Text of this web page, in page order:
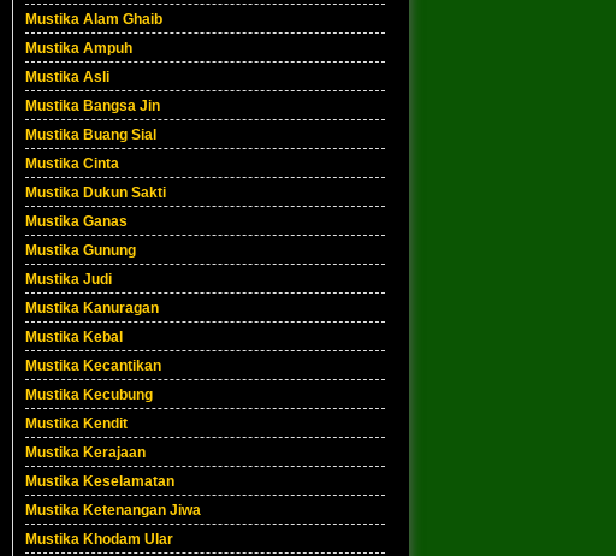
Mustika Alam Ghaib
Mustika Ampuh
Mustika Asli
Mustika Bangsa Jin
Mustika Buang Sial
Mustika Cinta
Mustika Dukun Sakti
Mustika Ganas
Mustika Gunung
Mustika Judi
Mustika Kanuragan
Mustika Kebal
Mustika Kecantikan
Mustika Kecubung
Mustika Kendit
Mustika Kerajaan
Mustika Keselamatan
Mustika Ketenangan Jiwa
Mustika Khodam Ular